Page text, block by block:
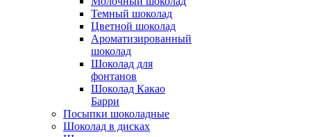
Темный шоколад
Цветной шоколад
Ароматизированный
шоколад
Шоколад для
фонтанов
Шоколад Какао
Барри
Посыпки шоколадные
Шоколад в дисках